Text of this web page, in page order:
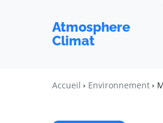
Atmosphere
Climat
Accueil Environnement